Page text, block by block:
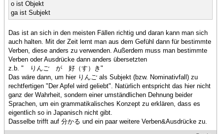
o ist Objekt
ga ist Subjekt
Das ist an sich in den meisten Fällen richtig und daran kann man sich
auch halten. Mit der Zeit lernt man aus dem Gefühl dann für bestimmte
Verben, diese anders zu verwenden. Außerdem muss man bestimmte
Verben oder Ausdrücke dann anders übersetzten
z.b. " りんご が 好（す）き"
Das wäre dann, um hier りんご als Subjekt (bzw. Nominativfall) zu
rechtfertigen "Der Apfel wird geliebt". Natürlich entspricht das hier nicht
ganz der Wahrheit, sondern einer umständlichen Dehnung beider
Sprachen, um ein grammatikalisches Konzept zu erklären, dass es
eigentlich so in Japanisch nicht gibt.
Dasselbe trifft auf 分かる und ein paar weitere Verben&Ausdrücke zu.